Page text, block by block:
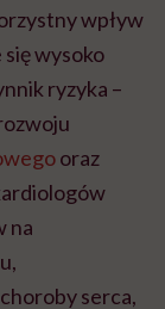
wpływ
wysoko
ryzyka –
oraz
na
serca,